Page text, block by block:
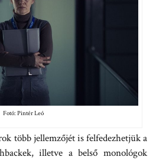
Fotó: Pintér Leó
több jellemzőjét is felfedezhetjük a
illetve a belső monológok